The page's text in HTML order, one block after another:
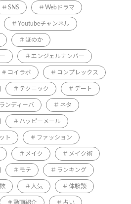
SNS Webドラマ
Youtubeチャンネル
ほのか
エンジェルナンバー
コイラボ コンプレックス
テクニック デート
ンディーバ ネタ
ハッピーメール
ト ファッション
メイク メイク術
モテ ランキング
人気 体験談
動画紹介 占い